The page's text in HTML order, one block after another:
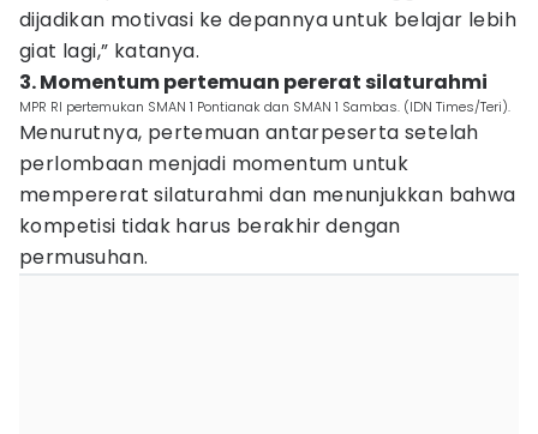
dijadikan motivasi ke depannya untuk belajar lebih
giat lagi,” katanya.
3. Momentum pertemuan pererat silaturahmi
MPR RI pertemukan SMAN 1 Pontianak dan SMAN 1 Sambas. (IDN Times/Teri).
Menurutnya, pertemuan antarpeserta setelah
perlombaan menjadi momentum untuk
mempererat silaturahmi dan menunjukkan bahwa
kompetisi tidak harus berakhir dengan
permusuhan.